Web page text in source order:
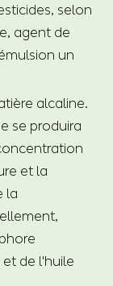
selon
agent de
un
alcaline.
se produira
et la
la
de l'huile